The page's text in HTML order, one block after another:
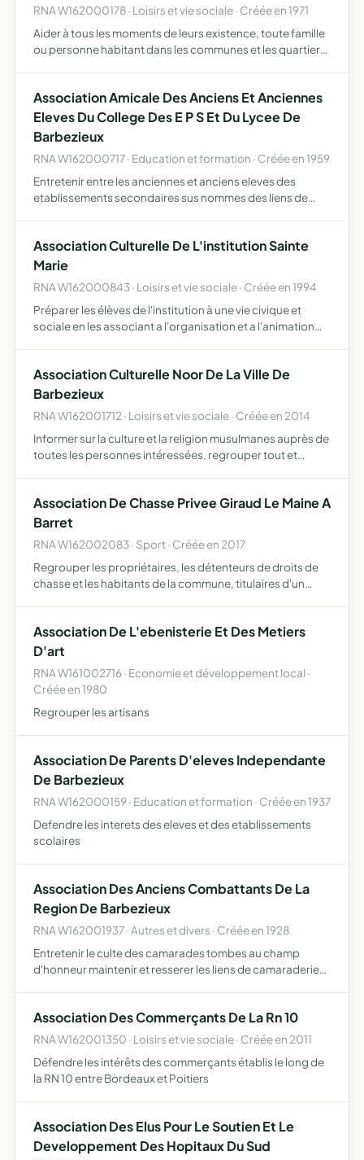
RNA W162000178 · Loisirs et vie sociale · Créée en 1971
Aider à tous les moments de leurs existence, toute famille
ou personne habitant dans les communes et les quartiers
Association Amicale Des Anciens Et Anciennes
Eleves Du College Des E P S Et Du Lycee De
Barbezieux
RNA W162000717 · Education et formation · Créée en 1959
Entretenir entre les anciennes et anciens eleves des
etablissements secondaires sus nommes des liens de
Association Culturelle De L'institution Sainte
Marie
RNA W162000843 · Loisirs et vie sociale · Créée en 1994
Préparer les élèves de l'institution à une vie civique et
sociale en les associant a l'organisation et a l'animation
Association Culturelle Noor De La Ville De
Barbezieux
RNA W162001712 · Loisirs et vie sociale · Créée en 2014
Informer sur la culture et la religion musulmanes auprès de
toutes les personnes intéressées, regrouper tout et
Association De Chasse Privee Giraud Le Maine A
Barret
RNA W162002083 · Sport · Créée en 2017
Regrouper les propriétaires, les détenteurs de droits de
chasse et les habitants de la commune, titulaires d'un
Association De L'ebenisterie Et Des Metiers
D'art
RNA W161002716 · Economie et développement local ·
Créée en 1980
Regrouper les artisans
Association De Parents D'eleves Independante
De Barbezieux
RNA W162000159 · Education et formation · Créée en 1937
Defendre les interets des eleves et des etablissements
scolaires
Association Des Anciens Combattants De La
Region De Barbezieux
RNA W162001937 · Autres et divers · Créée en 1928
Entretenir le culte des camarades tombes au champ
d'honneur maintenir et resserer les liens de camaraderie
Association Des Commerçants De La Rn 10
RNA W162001350 · Loisirs et vie sociale · Créée en 2011
Défendre les intérêts des commerçants établis le long de
la RN 10 entre Bordeaux et Poitiers
Association Des Elus Pour Le Soutien Et Le
Developpement Des Hopitaux Du Sud